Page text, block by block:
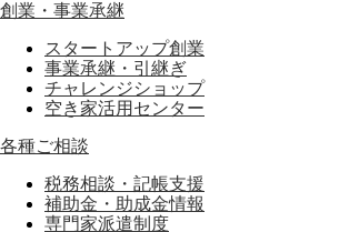
創業・事業承継
スタートアップ創業
事業承継・引継ぎ
チャレンジショップ
空き家活用センター
各種ご相談
税務相談・記帳支援
補助金・助成金情報
専門家派遣制度